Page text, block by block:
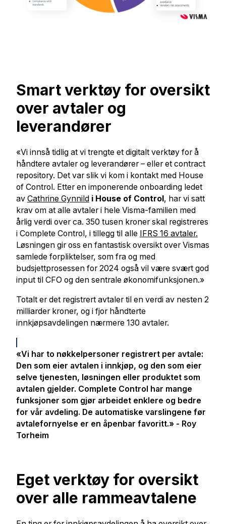
Smart verktøy for oversikt
over avtaler og
leverandører
«Vi innså tidlig at vi trengte et digitalt verktøy for å
håndtere avtaler og leverandører – eller et contract
repository. Det var slik vi kom i kontakt med House
of Control. Etter en imponerende onboarding ledet
av Cathrine Gynnild i House of Control, har vi satt
krav om at alle avtaler i hele Visma-familien med
årlig verdi over ca. 350 tusen kroner skal registreres
i Complete Control, i tillegg til alle IFRS 16 avtaler.
Løsningen gir oss en fantastisk oversikt over Vismas
samlede forpliktelser, som fra og med
budsjettprosessen for 2024 også vil være svært god
input til CFO og den sentrale økonomifunksjonen.»
Totalt er det registrert avtaler til en verdi av nesten 2
milliarder kroner, og i fjor håndterte
innkjøpsavdelingen nærmere 130 avtaler.
«Vi har to nøkkelpersoner registrert per avtale:
Den som eier avtalen i innkjøp, og den som eier
selve tjenesten, løsningen eller produktet som
avtalen gjelder. Complete Control har mange
funksjoner som gjør arbeidet enklere og bedre
for vår avdeling. De automatiske varslingene før
avtalefornyelse er en åpenbar favoritt.» - Roy
Torheim
Eget verktøy for oversikt
over alle rammeavtalene